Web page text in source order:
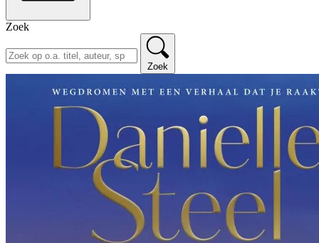
Zoek
Zoek